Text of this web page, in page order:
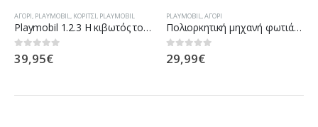
ΑΓΌΡΙ, PLAYMOBIL, ΚΟΡΊΤΣΙ, PLAYMOBIL
Playmobil 1.2.3 Η κιβωτός του Νώε 6765
0out of 5
39,95€
PLAYMOBIL,ΑΓΌΡΙ
Πολιορκητική μηχανή φωτιάς του Μπέρναμ
0out of 5
29,99€